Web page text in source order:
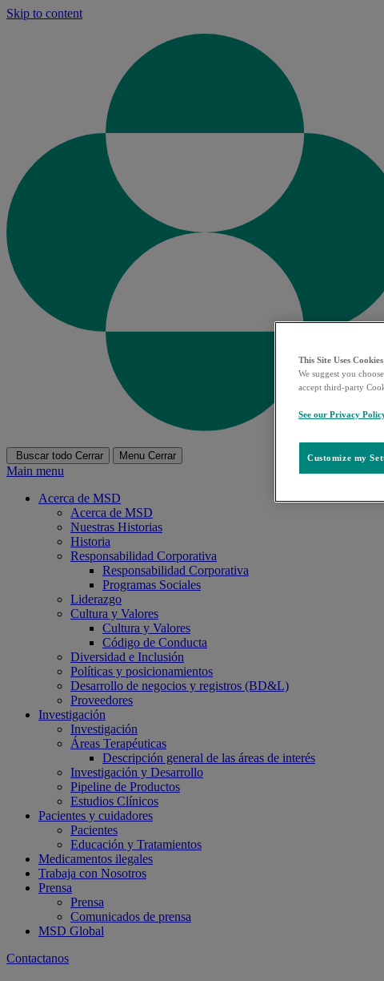
Skip to content
Buscar todo Cerrar Menu Cerrar
Main menu
Acerca de MSD
Acerca de MSD
Nuestras Historias
Historia
Responsabilidad Corporativa
Responsabilidad Corporativa
Programas Sociales
Liderazgo
Cultura y Valores
Cultura y Valores
Código de Conducta
Diversidad e Inclusión
Políticas y posicionamientos
Desarrollo de negocios y registros (BD&L)
Proveedores
Investigación
Investigación
Áreas Terapéuticas
Descripción general de las áreas de interés
Investigación y Desarrollo
Pipeline de Productos
Estudios Clínicos
Pacientes y cuidadores
Pacientes
Educación y Tratamientos
Medicamentos ilegales
Trabaja con Nosotros
Prensa
Prensa
Comunicados de prensa
MSD Global
Contactanos
This Site Uses
We suggest you
accept third-party
See our Privacy
Customize my